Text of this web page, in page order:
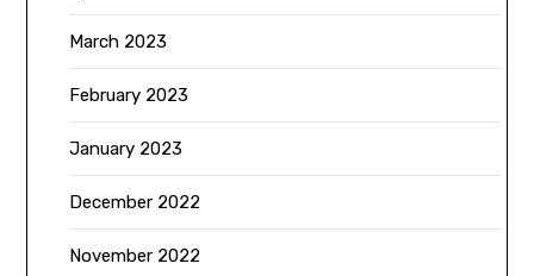
March 2023
February 2023
January 2023
December 2022
November 2022